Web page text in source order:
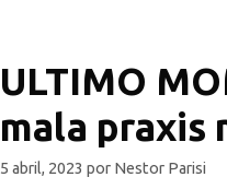
ULTIMO
mala praxis
5 abril, 2023 por Nestor Parisi